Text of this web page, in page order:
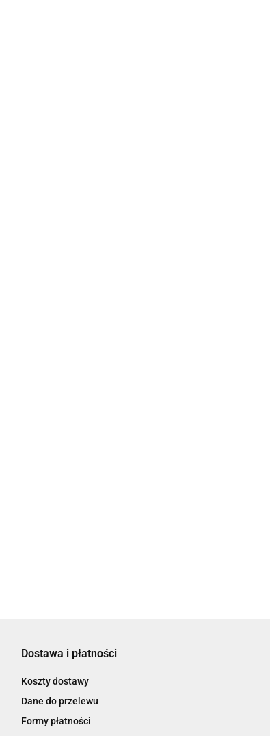
Dostawa i płatności
Koszty dostawy
Dane do przelewu
Formy płatności